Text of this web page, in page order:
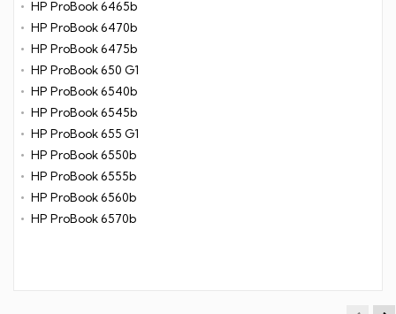
HP ProBook 6465b
HP ProBook 6470b
HP ProBook 6475b
HP ProBook 650 G1
HP ProBook 6540b
HP ProBook 6545b
HP ProBook 655 G1
HP ProBook 6550b
HP ProBook 6555b
HP ProBook 6560b
HP ProBook 6570b